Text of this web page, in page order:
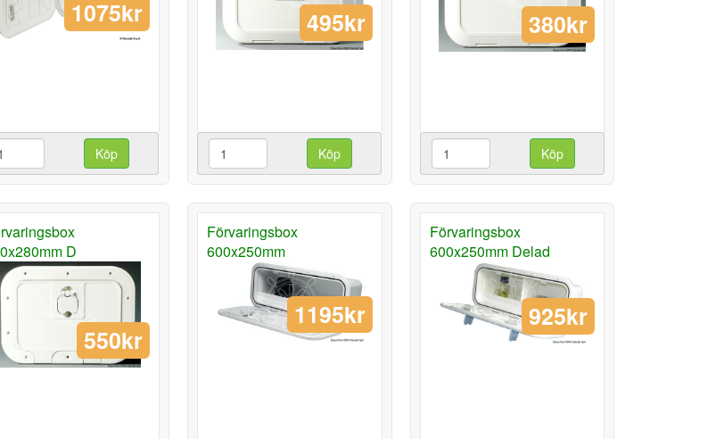
1075kr
Köp
495kr
Köp
380kr
Köp
D
550kr
Förvaringsbox
600x250mm
1195kr
Förvaringsbox
600x250mm Delad
925kr